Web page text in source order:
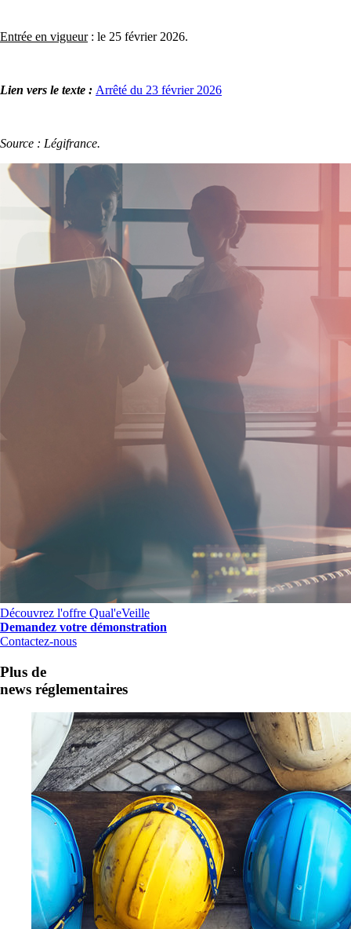
Entrée en vigueur: le 25 février 2026.
Lien vers le texte : Arrêté du 23 février 2026
Source : Légifrance.
Découvrez l'offre Qual'eVeille
Demandez votre démonstration
Contactez-nous
Plus de
news réglementaires